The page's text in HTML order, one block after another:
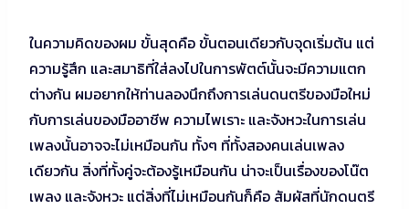
ในความคิดของผม ขั้นสุดคือ ขั้นตอนเดียวกับจุดเริ่มต้น แต่
ความรู้สึก และสมาธิที่ใส่ลงไปในการพัตต์นั้นจะมีความแตก
ต่างกัน ผมอยากให้ท่านลองนึกถึงการเล่นดนตรีของมือใหม่
กับการเล่นของมืออาชีพ ความไพเราะ และจังหวะในการเล่น
เพลงนั้นอาจจะไม่เหมือนกัน ทั้งๆ ที่ทั้งสองคนเล่นเพลง
เดียวกัน สิ่งที่ทั้งคู่จะต้องรู้เหมือนกัน น่าจะเป็นเรื่องของโน๊ต
เพลง และจังหวะ แต่สิ่งที่ไม่เหมือนกันก็คือ สัมผัสที่นักดนตรี